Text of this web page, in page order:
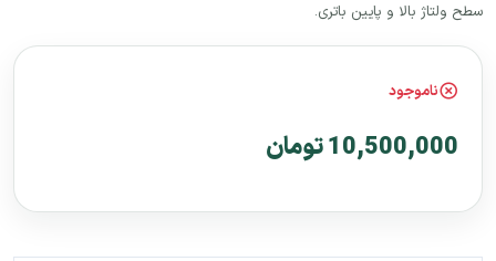
سطح ولتاژ بالا و پایین باتری.
ناموجود
10,500,000 تومان